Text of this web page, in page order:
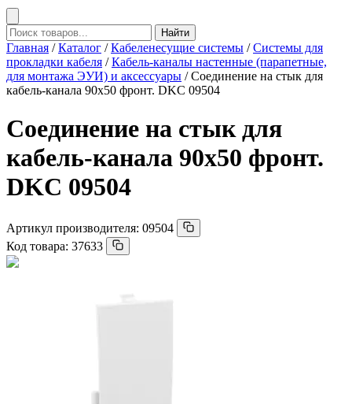
Найти
Главная /Каталог /Кабеленесущие системы /Системы для
прокладки кабеля /Кабель-каналы настенные (парапетные,
для монтажа ЭУИ) и аксессуары / Соединение на стык для
кабель-канала 90х50 фронт. DKC 09504
Соединение на стык для
кабель-канала 90х50 фронт.
DKC 09504
Артикул производителя: 09504
Код товара: 37633